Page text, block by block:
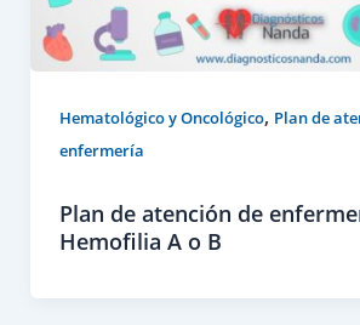
Hematológico y Oncológico, Plan de
enfermería
Plan de atención de
Hemofilia A o B